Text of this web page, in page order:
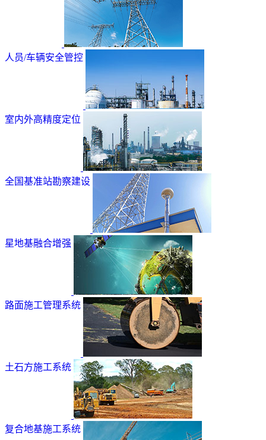
人员/车辆安全管控
室内外高精度定位
全国基准站勘察建设
星地基融合增强
路面施工管理系统
土石方施工系统
复合地基施工系统